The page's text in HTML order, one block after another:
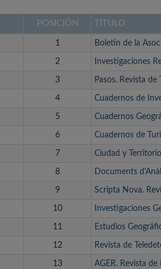
POSICIÓN TÍTULO
1 Boletín de la
2 Investigaciones
3 Pasos. Revista
4 Cuadernos de
5 Cuadernos
6 Cuadernos de
7 Ciudad y
8 Documents
9 Scripta Nova.
10 Investigaciones
11 Estudios
12 Revista de
13
AGER. Revista